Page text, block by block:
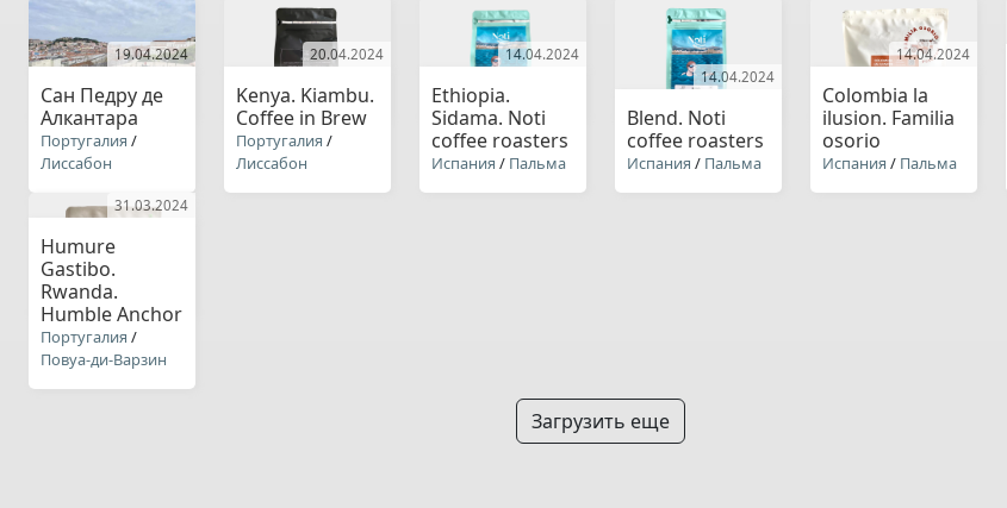
19.04.2024
Сан Педру де
Алкантара
Португалия /
Лиссабон
20.04.2024
Kenya. Kiambu.
Coffee in Brew
Португалия /
Лиссабон
14.04.2024
Ethiopia.
Sidama. Noti
coffee roasters
Испания / Пальма
14.04.2024
Blend. Noti
coffee roasters
Испания / Пальма
14.04.2024
Colombia la
ilusion. Familia
osorio
Испания / Пальма
31.03.2024
Humure
Gastibo.
Rwanda.
Humble Anchor
Португалия /
Повуа-ди-Варзин
Загрузить еще